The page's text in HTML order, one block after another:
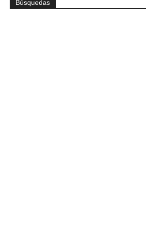
Búsquedas